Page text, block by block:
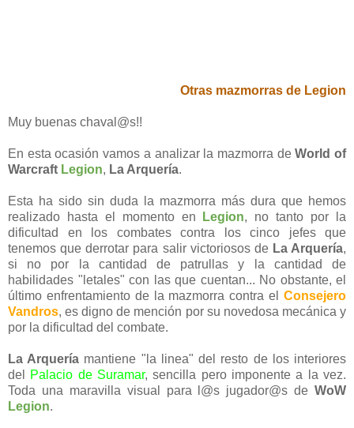
Otras mazmorras de Legion
Muy buenas chaval@s!!
En esta ocasión vamos a analizar la mazmorra deWorld of
Warcraft Legion, La Arquería.
Esta ha sido sin duda la mazmorra más dura que hemos
realizado hasta el momento en
Legion, no tanto por la
dificultad en los combates contra los cinco jefes que
tenemos que derrotar para salir victoriosos de La Arquería,
si no por la cantidad de patrullas y la cantidad de
habilidades "letales" con las que cuentan... No obstante, el
último enfrentamiento de la mazmorra contra el Consejero
Vandros, es digno de mención por su novedosa mecánica y
por la dificultad del combate.
La Arquería mantiene "la linea" del resto de los interiores
del Palacio de Suramar, sencilla pero imponente a la vez.
Toda una maravilla visual para l@s jugador@s de WoW
Legion.